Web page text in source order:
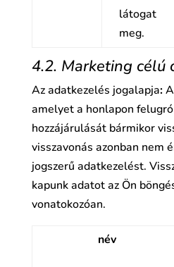
látogat
meg.
4.2. Marketing célú
Az adatkezelés jogalapja:
amelyet a honlapon
hozzájárulását bármikor
visszavonás azonban nem
jogszerű adatkezelést.
kapunk adatot az Ön
vonatokozóan.
név